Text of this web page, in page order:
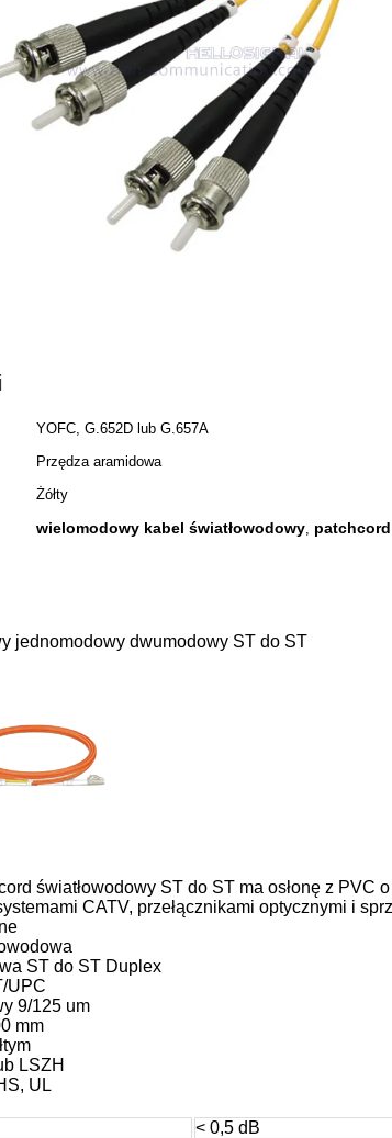
YOFC, G.652D lub G.657A
Przędza aramidowa
Żółty
wielomodowy kabel światłowodowy,
jednomodowy dwumodowy ST do ST
światłowodowy ST do ST ma osłonę z
CATV, przełącznikami optycznymi i
ST do ST Duplex
UPC
9/125 um
mm
LSZH
UL
< 0,5 dB